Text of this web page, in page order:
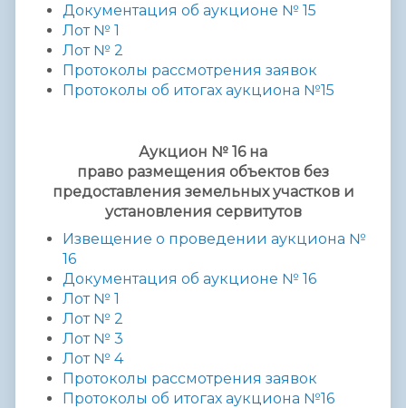
Документация об аукционе № 15
Лот № 1
Лот № 2
Протоколы рассмотрения заявок
Протоколы об итогах аукциона №15
Аукцион № 16 на
право размещения объектов без
предоставления земельных участков и
установления сервитутов
Извещение о проведении аукциона №
16
Документация об аукционе № 16
Лот № 1
Лот № 2
Лот № 3
Лот № 4
Протоколы рассмотрения заявок
Протоколы об итогах аукциона №16